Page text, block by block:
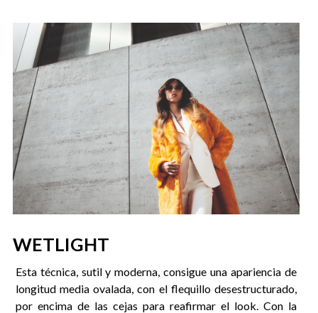
WETLIGHT
Esta técnica, sutil y moderna, consigue una apariencia de
longitud media ovalada, con el flequillo desestructurado,
por encima de las cejas para reafirmar el look. Con la